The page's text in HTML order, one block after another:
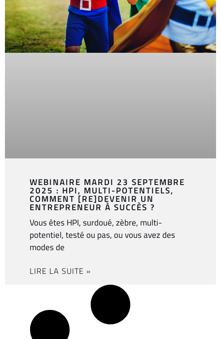
WEBINAIRE MARDI 23 SEPTEMBRE
2025 : HPI, MULTI-POTENTIELS,
COMMENT [RE]DEVENIR UN
ENTREPRENEUR À SUCCÈS ?
Vous êtes HPI, surdoué, zèbre, multi-
potentiel, testé ou pas, ou vous avez des
modes de
LIRE LA SUITE »